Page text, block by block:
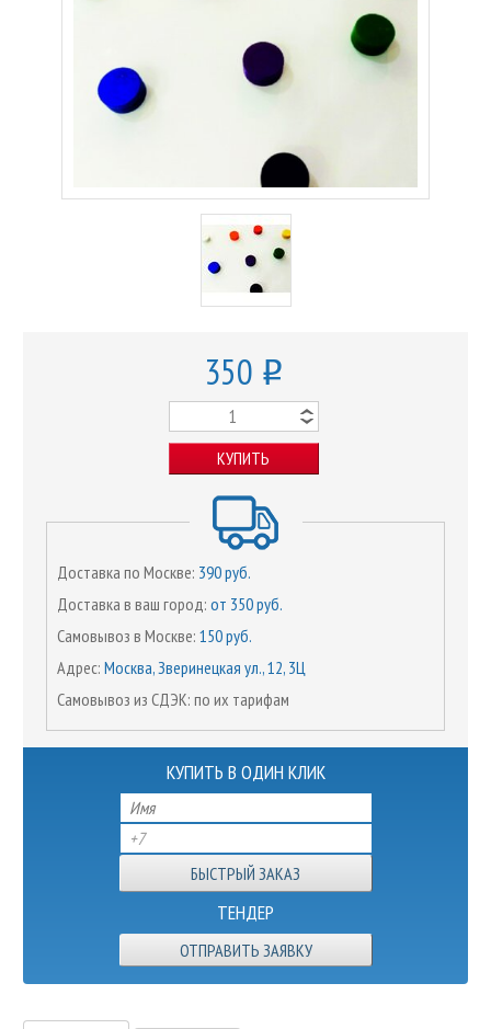
350 o
КУПИТЬ
Доставка по Москве: 390 руб.
Доставка в ваш город: от 350 руб.
Самовывоз в Москве: 150 руб.
Адрес: Москва, Зверинецкая ул., 12, 3Ц
Самовывоз из СДЭК: по их тарифам
КУПИТЬ В ОДИН КЛИК
ТЕНДЕР
ОТПРАВИТЬ ЗАЯВКУ